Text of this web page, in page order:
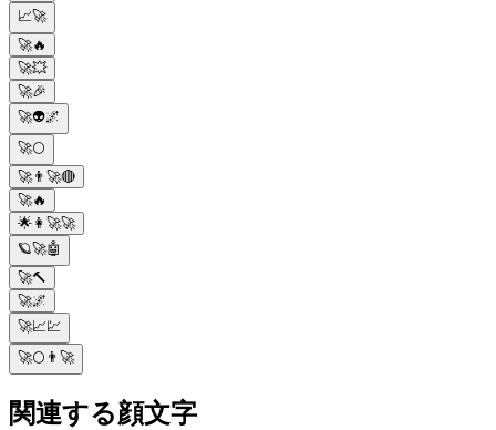
📈🚀
🚀🔥
🚀💥
🚀🎉
🚀👽🌌
🚀🌕
🚀👨‍🚀🔴
🚀🔥
🌟👩‍🚀🚀
🪐🚀🤖
🚀🔨
🚀🌌
🚀📈💹
🚀🌕👨‍🚀
関連する顔文字